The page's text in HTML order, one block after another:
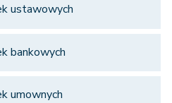
ustawowych
bankowych
umownych